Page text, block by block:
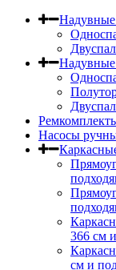
Надувные
Насосы
366 см
cм и